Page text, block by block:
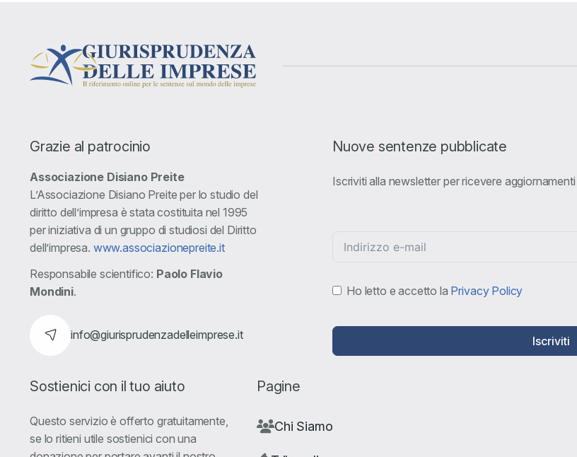
Grazie al patrocinio
Associazione Disiano Preite
L’Associazione Disiano Preite per lo studio del
diritto dell’impresa è stata costituita nel 1995
per iniziativa di un gruppo di studiosi del Diritto
dell’impresa. www.associazionepreite.it
Responsabile scientifico: Paolo Flavio
Mondini.
info@giurisprudenzadelleimprese.it
Nuove sentenze pubblicate
Iscriviti alla newsletter per ricevere
Ho letto e accetto la Privacy Policy
Iscriviti
Sostienici con il tuo aiuto
Questo servizio è offerto gratuitamente,
se lo ritieni utile sostienici con una
Pagine
Chi Siamo